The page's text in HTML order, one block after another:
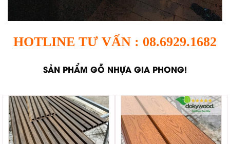
HOTLINE TƯ VẤN : 08.6929.1682
SẢN PHẨM GỖ NHỰA GIA PHONG!